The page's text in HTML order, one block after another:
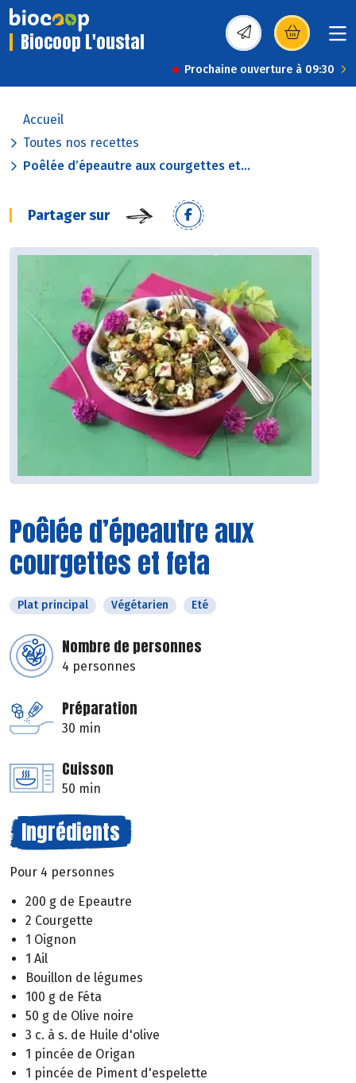
Biocoop L'oustal (s’ouvre dans une
Prochaine ouverture à 09:30
Accueil
Toutes nos recettes
Poêlée d’épeautre aux courgettes et...
Partager sur
Poêlée d’épeautre aux
courgettes et feta
Plat principal Végétarien Eté
Nombre de personnes
4 personnes
Préparation
30 min
Cuisson
50 min
Ingrédients
Pour 4 personnes
200 g de Epeautre
2 Courgette
1 Oignon
1 Ail
Bouillon de légumes
100 g de Féta
50 g de Olive noire
3 c. à s. de Huile d'olive
1 pincée de Origan
1 pincée de Piment d'espelette